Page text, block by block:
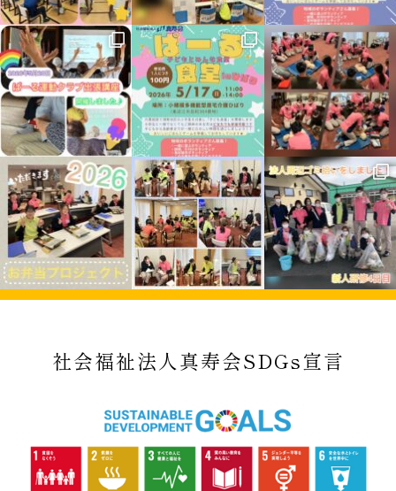
社会福祉法人真寿会SDGs宣言